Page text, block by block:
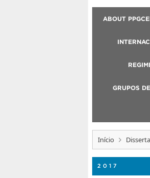
ABOUT
GRUPOS
Início
2017